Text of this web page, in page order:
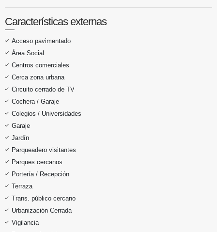
Características externas
Acceso pavimentado
Área Social
Centros comerciales
Cerca zona urbana
Circuito cerrado de TV
Cochera / Garaje
Colegios / Universidades
Garaje
Jardín
Parqueadero visitantes
Parques cercanos
Portería / Recepción
Terraza
Trans. público cercano
Urbanización Cerrada
Vigilancia